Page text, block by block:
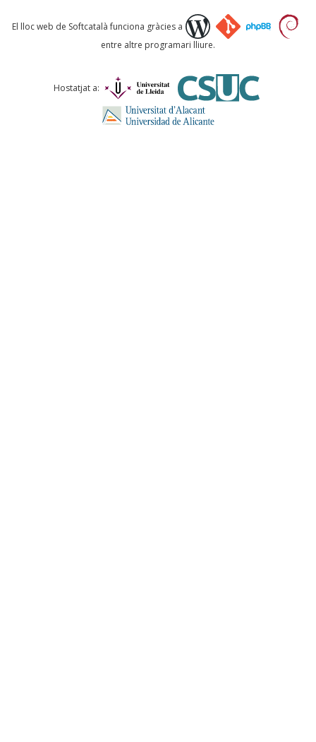
Què proposeu?
Comentari *
El lloc web de Softcatalà funciona gràcies a
entre altre programari lliure.
Hostatjat a: